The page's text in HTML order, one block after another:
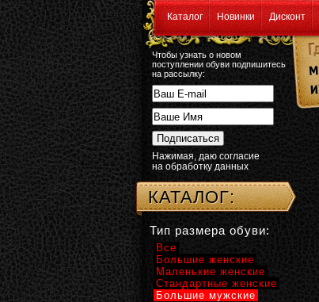
Каталог Новинки Дисконт
Чтобы узнать о новом
поступлении обуви подпишитесь
на рассылку:
Нажимая, даю согласие
на обработку данных
КАТАЛОГ:
Тип размера обуви:
Все
Большие женские
Маленькие женские
Стандартные женские
Большие мужские